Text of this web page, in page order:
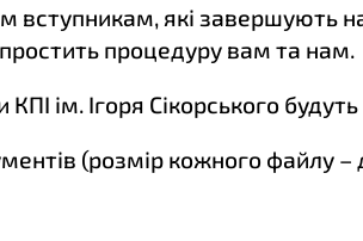
вступникам, які завершують
процедуру вам та нам.
ім. Ігоря Сікорського
(розмір кожного файлу